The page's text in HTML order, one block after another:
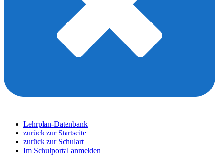
Lehrplan-Datenbank
zurück zur Startseite
zurück zur Schulart
Im Schulportal anmelden